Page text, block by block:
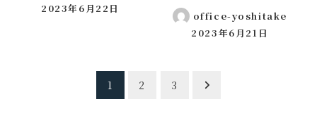
投稿日
2023年6月22日
office-yoshitake
投稿日
2023年6月21日
1 2 3